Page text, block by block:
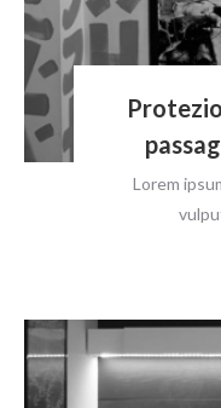
Lorem